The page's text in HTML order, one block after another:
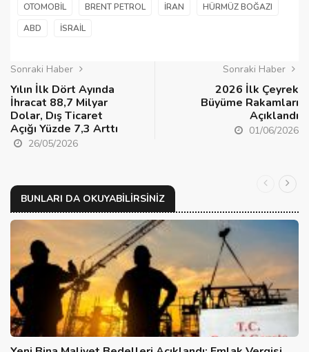
OTOMOBIL
BRENT PETROL İRAN
HÜRMÜZ BOĞAZI
ABD
İSRAIL
Sonraki Haber
Yılın İlk Dört Ayında
İhracat 88,7 Milyar
Dolar, Dış Ticaret
Açığı Yüzde 7,3 Arttı
26/05/2026
Sonraki Haber
2026 İlk Çeyrek
Büyüme Rakamları
Açıklandı
01/06/2026
BUNLARI DA OKUYABILIRSINIZ